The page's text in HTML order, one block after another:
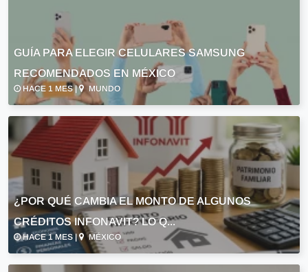
GUÍA PARA ELEGIR CELULARES SAMSUNG
RECOMENDADOS EN MÉXICO
HACE 1 MES | MUNDO
¿POR QUÉ CAMBIA EL MONTO DE ALGUNOS
CRÉDITOS INFONAVIT? LO Q...
HACE 1 MES | MÉXICO